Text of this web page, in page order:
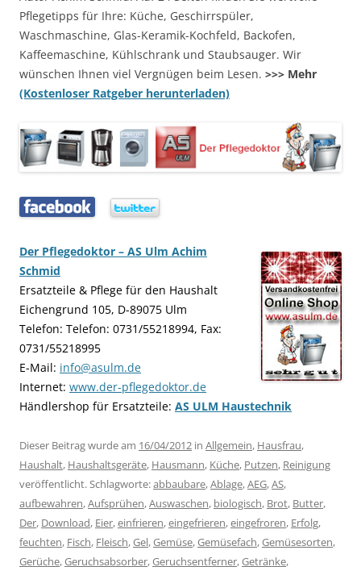
Pflegetipps für Ihre: Küche, Geschirrspüler,
Waschmaschine, Glas-Keramik-Kochfeld, Backofen,
Kaffeemaschine, Kühlschrank und Staubsauger. Wir
wünschen Ihnen viel Vergnügen beim Lesen. >>> Mehr
(Kostenloser Ratgeber herunterladen)
Der Pflegedoktor – AS Ulm Achim
Schmid
Ersatzteile & Pflege für den Haushalt
Eichengrund 105, D-89075 Ulm
Telefon: Telefon: 0731/55218994, Fax:
0731/55218995
E-Mail: info@asulm.de
Internet: www.der-pflegedoktor.de
Händlershop für Ersatzteile: AS ULM Haustechnik
Dieser Beitrag wurde am 16/04/2012 in Allgemein, Hausfrau,
Haushalt, Haushaltsgeräte, Hausmann, Küche, Putzen, Reinigung
veröffentlicht. Schlagworte:abbaubare,Ablage,AEG,AS,
aufbewahren,Aufsprühen,Auswaschen, biologisch, Brot, Butter,
Der, Download, Eier,einfrieren,eingefrieren,eingefroren, Erfolg,
feuchten, Fisch, Fleisch,Gel,Gemüse,Gemüsefach,Gemüsesorten,
Gerüche,Geruchsabsorber,Geruchsentferner,Getränke,